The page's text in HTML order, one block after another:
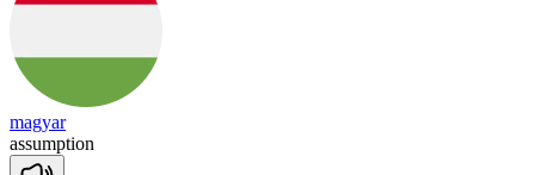
magyar
assumption